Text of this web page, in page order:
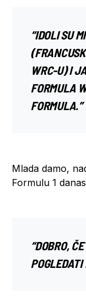
“IDOLI SU
WRC-U) I
FORMULA
FORMULA.”
Mlada damo,
Formulu 1
“DOBRO,